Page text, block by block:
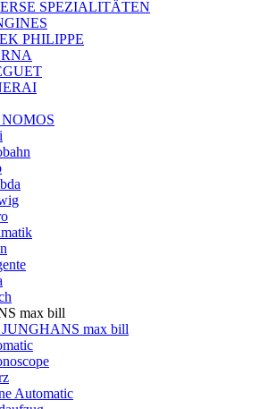
SPEZIALITÄTEN
PHILIPPE
max bill
max bill
Automatic